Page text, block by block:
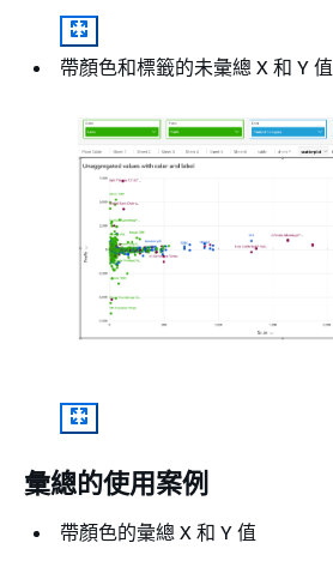
帶顏色和標籤的未彙總 X 和 Y 值
彙總的使用案例
帶顏色的彙總 X 和 Y 值